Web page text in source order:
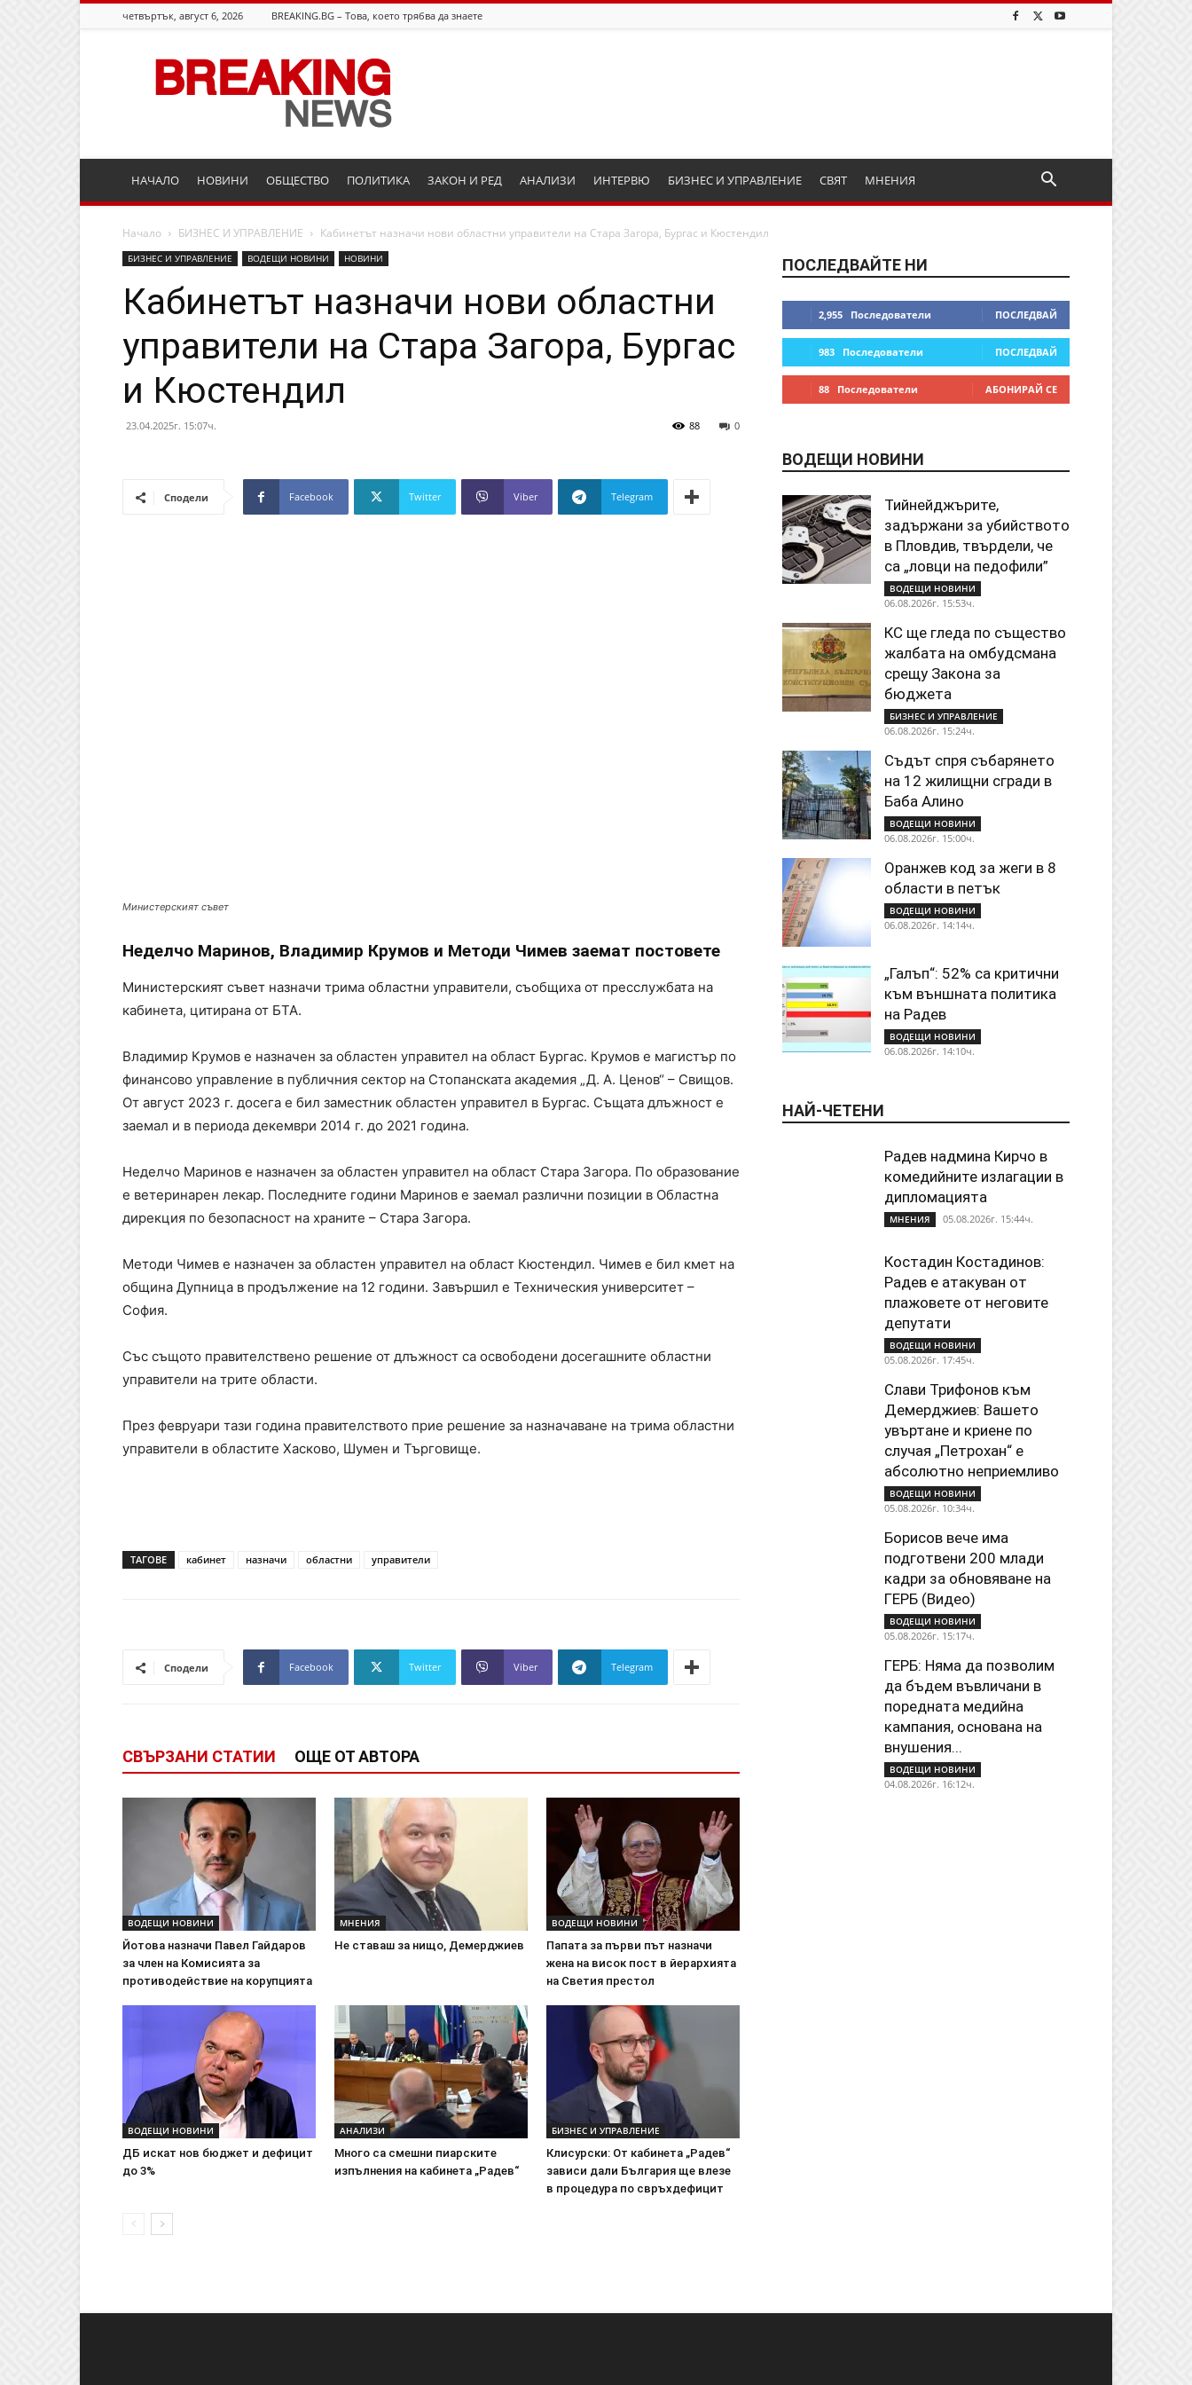
четвъртък, август 6, 2026 BREAKING.BG – Това, което трябва да знаете
Breaking.bg
НАЧАЛО НОВИНИ ОБЩЕСТВО ПОЛИТИКА ЗАКОН И РЕД АНАЛИЗИ ИНТЕРВЮ БИЗНЕС И УПРАВЛЕНИЕ СВЯТ МНЕНИЯ
Начало БИЗНЕС И УПРАВЛЕНИЕ Кабинетът назначи нови областни управители на Стара Загора, Бургас и Кюстендил
БИЗНЕС И УПРАВЛЕНИЕ ВОДЕЩИ НОВИНИ НОВИНИ
Кабинетът назначи нови областни
управители на Стара Загора, Бургас
и Кюстендил
23.04.2025г. 15:07ч. 0
88
Сподели Facebook Twitter Viber Telegram
Министерският съвет
Неделчо Маринов, Владимир Крумов и Методи Чимев заемат постовете
Министерският съвет назначи трима областни управители, съобщиха от пресслужбата на
кабинета, цитирана от БТА.
Владимир Крумов е назначен за областен управител на област Бургас. Крумов е магистър по
финансово управление в публичния сектор на Стопанската академия „Д. А. Ценов“ – Свищов.
От август 2023 г. досега е бил заместник областен управител в Бургас. Същата длъжност е
заемал и в периода декември 2014 г. до 2021 година.
Неделчо Маринов е назначен за областен управител на област Стара Загора. По образование
е ветеринарен лекар. Последните години Маринов е заемал различни позиции в Областна
дирекция по безопасност на храните – Стара Загора.
Методи Чимев е назначен за областен управител на област Кюстендил. Чимев е бил кмет на
община Дупница в продължение на 12 години. Завършил е Техническия университет –
София.
Със същото правителствено решение от длъжност са освободени досегашните областни
управители на трите области.
През февруари тази година правителството прие решение за назначаване на трима областни
управители в областите Хасково, Шумен и Търговище.
ТАГОВЕ кабинет назначи областни управители
Сподели Facebook Twitter Viber Telegram
СВЪРЗАНИ СТАТИИ ОЩЕ ОТ АВТОРА
ВОДЕЩИ НОВИНИ
Йотова назначи Павел Гайдаров
за член на Комисията за
противодействие на корупцията
МНЕНИЯ
Не ставаш за нищо, Демерджиев
ВОДЕЩИ НОВИНИ
Папата за първи път назначи
жена на висок пост в йерархията
на Светия престол
ВОДЕЩИ НОВИНИ
ДБ искат нов бюджет и дефицит
до 3%
АНАЛИЗИ
Много са смешни пиарските
изпълнения на кабинета „Радев“
БИЗНЕС И УПРАВЛЕНИЕ
Клисурски: От кабинета „Радев“
зависи дали България ще влезе
в процедура по свръхдефицит
ПОСЛЕДВАЙТЕ НИ
2,955 Последователи ПОСЛЕДВАЙ
983 Последователи ПОСЛЕДВАЙ
88 Последователи АБОНИРАЙ СЕ
ВОДЕЩИ НОВИНИ
Тийнейджърите,
задържани за убийството
в Пловдив, твърдели, че
са „ловци на педофили”
ВОДЕЩИ НОВИНИ
06.08.2026г. 15:53ч.
КС ще гледа по същество
жалбата на омбудсмана
срещу Закона за
бюджета
БИЗНЕС И УПРАВЛЕНИЕ
06.08.2026г. 15:24ч.
Съдът спря събарянето
на 12 жилищни сгради в
Баба Алино
ВОДЕЩИ НОВИНИ
06.08.2026г. 15:00ч.
Оранжев код за жеги в 8
области в петък
ВОДЕЩИ НОВИНИ
06.08.2026г. 14:14ч.
„Галъп“: 52% са критични
към външната политика
на Радев
ВОДЕЩИ НОВИНИ
06.08.2026г. 14:10ч.
НАЙ-ЧЕТЕНИ
Радев надмина Кирчо в
комедийните излагации в
дипломацията
МНЕНИЯ 05.08.2026г. 15:44ч.
Костадин Костадинов:
Радев е атакуван от
плажoвете от неговите
депутати
ВОДЕЩИ НОВИНИ
05.08.2026г. 17:45ч.
Слави Трифонов към
Демерджиев: Вашето
увъртане и криене по
случая „Петрохан“ е
абсолютно неприемливо
ВОДЕЩИ НОВИНИ
05.08.2026г. 10:34ч.
Борисов вече има
подготвени 200 млади
кадри за обновяване на
ГЕРБ (Видео)
ВОДЕЩИ НОВИНИ
05.08.2026г. 15:17ч.
ГЕРБ: Няма да позволим
да бъдем въвличани в
поредната медийна
кампания, основана на
внушения...
ВОДЕЩИ НОВИНИ
04.08.2026г. 16:12ч.